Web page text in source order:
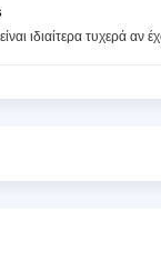
ιδιαίτερα τυχερά αν